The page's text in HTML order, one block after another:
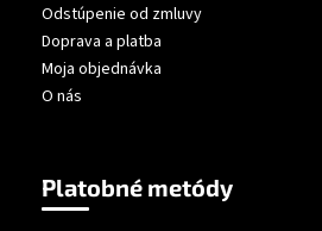
Odstúpenie od zmluvy
Doprava a platba
Moja objednávka
O nás
Platobné metódy